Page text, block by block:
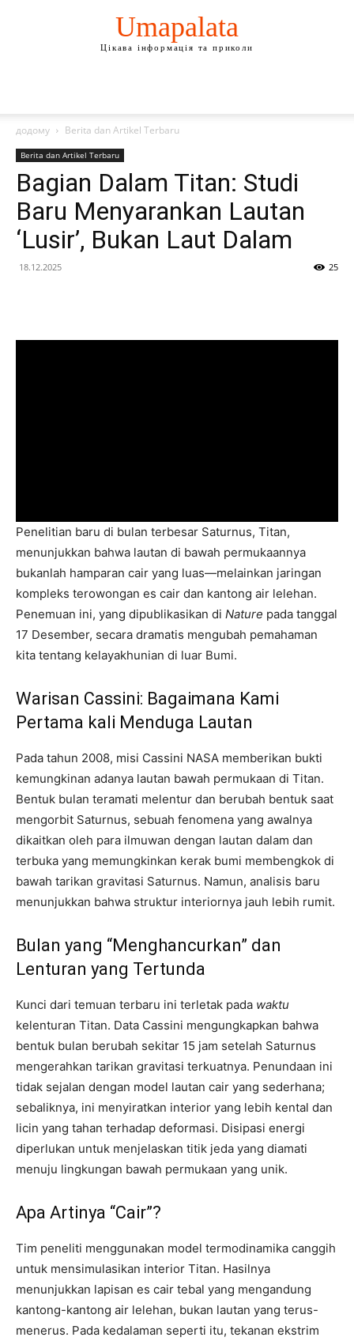
Umapalata
Цікава інформація та приколи
додому Berita dan Artikel Terbaru
Berita dan Artikel Terbaru
Bagian Dalam Titan: Studi
Baru Menyarankan Lautan
‘Lusir’, Bukan Laut Dalam
18.12.2025 25
Penelitian baru di bulan terbesar Saturnus, Titan,
menunjukkan bahwa lautan di bawah permukaannya
bukanlah hamparan cair yang luas—melainkan jaringan
kompleks terowongan es cair dan kantong air lelehan.
Penemuan ini, yang dipublikasikan di Nature pada tanggal
17 Desember, secara dramatis mengubah pemahaman
kita tentang kelayakhunian di luar Bumi.
Warisan Cassini: Bagaimana Kami
Pertama kali Menduga Lautan
Pada tahun 2008, misi Cassini NASA memberikan bukti
kemungkinan adanya lautan bawah permukaan di Titan.
Bentuk bulan teramati melentur dan berubah bentuk saat
mengorbit Saturnus, sebuah fenomena yang awalnya
dikaitkan oleh para ilmuwan dengan lautan dalam dan
terbuka yang memungkinkan kerak bumi membengkok di
bawah tarikan gravitasi Saturnus. Namun, analisis baru
menunjukkan bahwa struktur interiornya jauh lebih rumit.
Bulan yang “Menghancurkan” dan
Lenturan yang Tertunda
Kunci dari temuan terbaru ini terletak pada waktu
kelenturan Titan. Data Cassini mengungkapkan bahwa
bentuk bulan berubah sekitar 15 jam setelah Saturnus
mengerahkan tarikan gravitasi terkuatnya. Penundaan ini
tidak sejalan dengan model lautan cair yang sederhana;
sebaliknya, ini menyiratkan interior yang lebih kental dan
licin yang tahan terhadap deformasi. Disipasi energi
diperlukan untuk menjelaskan titik jeda yang diamati
menuju lingkungan bawah permukaan yang unik.
Apa Artinya “Cair”?
Tim peneliti menggunakan model termodinamika canggih
untuk mensimulasikan interior Titan. Hasilnya
menunjukkan lapisan es cair tebal yang mengandung
kantong-kantong air lelehan, bukan lautan yang terus-
menerus. Pada kedalaman seperti itu, tekanan ekstrim